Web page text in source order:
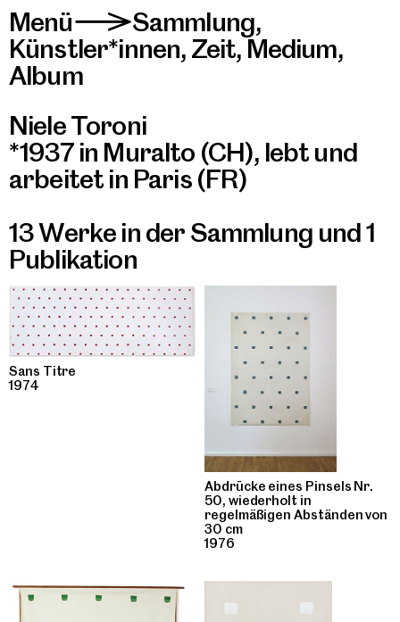
Menü>Sammlung,
Künstler*innen, Zeit, Medium,
Album
Niele Toroni
*1937 in Muralto (CH), lebt und
arbeitet in Paris (FR)
13 Werke in der Sammlung und1
Publikation
Sans Titre
1974
Abdrücke eines Pinsels Nr.
50, wiederholt in
regelmäßigen Abständen von
30 cm
1976